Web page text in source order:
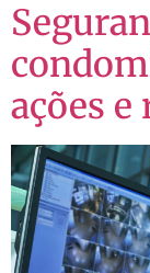
ações